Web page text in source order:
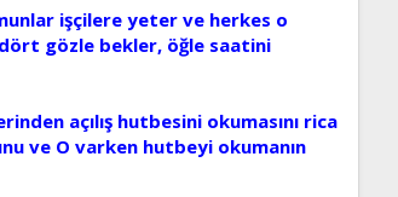
işçilere yeter ve herkes o
dört gözle bekler, öğle saatini
açılış hutbesini okumasını rica
ve O varken hutbeyi okumanın